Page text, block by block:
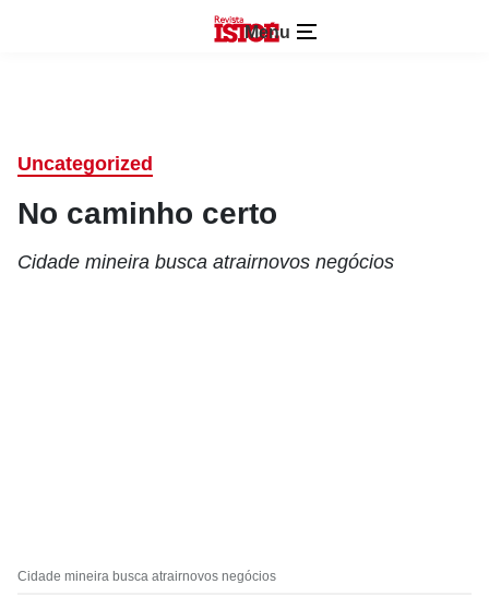
Menu
Uncategorized
No caminho certo
Cidade mineira busca atrairnovos negócios
Cidade mineira busca atrairnovos negócios